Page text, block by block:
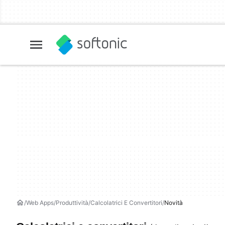
Web Apps Produttività Calcolatrici E Convertitori Novità